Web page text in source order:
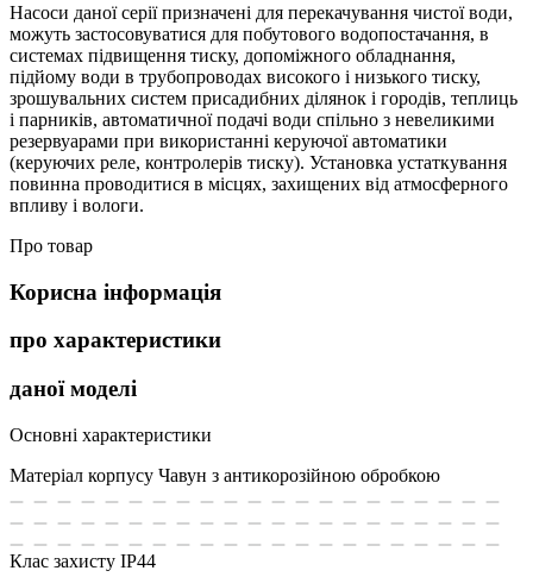
Насоси даної серії призначені для перекачування чистої води,
можуть застосовуватися для побутового водопостачання, в
системах підвищення тиску, допоміжного обладнання,
підйому води в трубопроводах високого і низького тиску,
зрошувальних систем присадибних ділянок і городів, теплиць
і парників, автоматичної подачі води спільно з невеликими
резервуарами при використанні керуючої автоматики
(керуючих реле, контролерів тиску). Установка устаткування
повинна проводитися в місцях, захищених від атмосферного
впливу і вологи.
Про товар
Корисна інформація
про характеристики
даної моделі
Основні характеристики
Матеріал корпусу Чавун з антикорозійною обробкою
Клас захисту IP44